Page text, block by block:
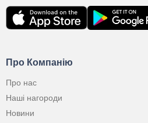
Про Компанію
Про нас
Наші нагороди
Новини